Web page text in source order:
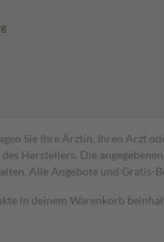
Sie Ihre Ärztin, Ihren Arzt
Herstellers. Die
Alle Angebote und Gratis-
in deinem Warenkorb